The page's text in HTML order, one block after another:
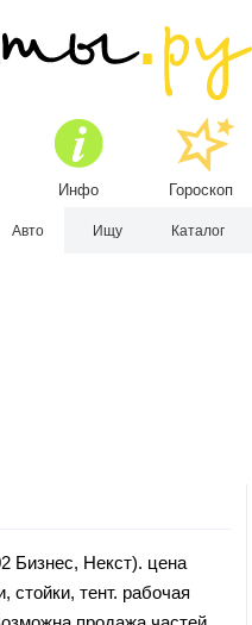
Инфо Гороскоп
Авто Ищу Каталог
Бизнес, Некст). цена
тент. рабочая